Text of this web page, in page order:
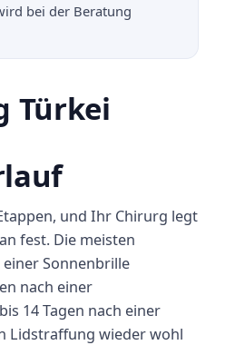
bei der Beratung
Türkei
und Ihr Chirurg legt
fest. Die meisten
Sonnenbrille
nach einer
14 Tagen nach einer
Lidstraffung wieder wohl